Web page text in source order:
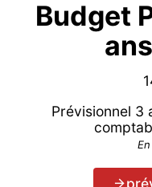
Budget
Prévisionnel 3